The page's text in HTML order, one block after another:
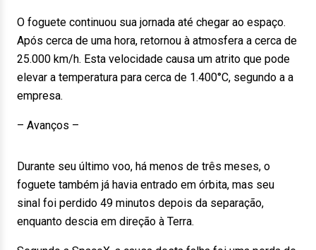
O foguete continuou sua jornada até chegar ao espaço.
Após cerca de uma hora, retornou à atmosfera a cerca de
25.000 km/h. Esta velocidade causa um atrito que pode
elevar a temperatura para cerca de 1.400°C, segundo a a
empresa.
– Avanços –
Durante seu último voo, há menos de três meses, o
foguete também já havia entrado em órbita, mas seu
sinal foi perdido 49 minutos depois da separação,
enquanto descia em direção à Terra.